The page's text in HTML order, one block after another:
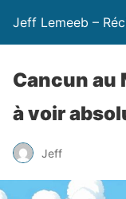
Jeff Lemeeb –
Cancun au
à voir
Jeff